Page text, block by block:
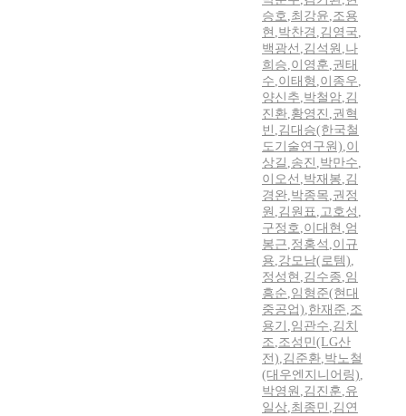
승호,최강윤,조용
현 ,박찬경 ,김영국,
백광선 ,김석원 ,나
희승,이영훈,권태
수,이태형 ,이종우,
양신추,박철암,김
진환,황영진 ,권혁
빈 ,김대승(한국철
도기술연구원),이
상길 ,송진 ,박만수,
이오선 ,박재봉,김
경완,박종목,권정
원 ,김원표,고호성 ,
구정호,이대현 ,엄
봉근,정홍석 ,이규
용,강모남(로템),
정성현 ,김수종,임
흥순,임형준(현대
중공업),한재준,조
용기 ,임관수,김치
조,조성민(LG산
전),김준환,박노철
(대우엔지니어링),
박영원 ,김진훈,유
일상,최종민 ,김연